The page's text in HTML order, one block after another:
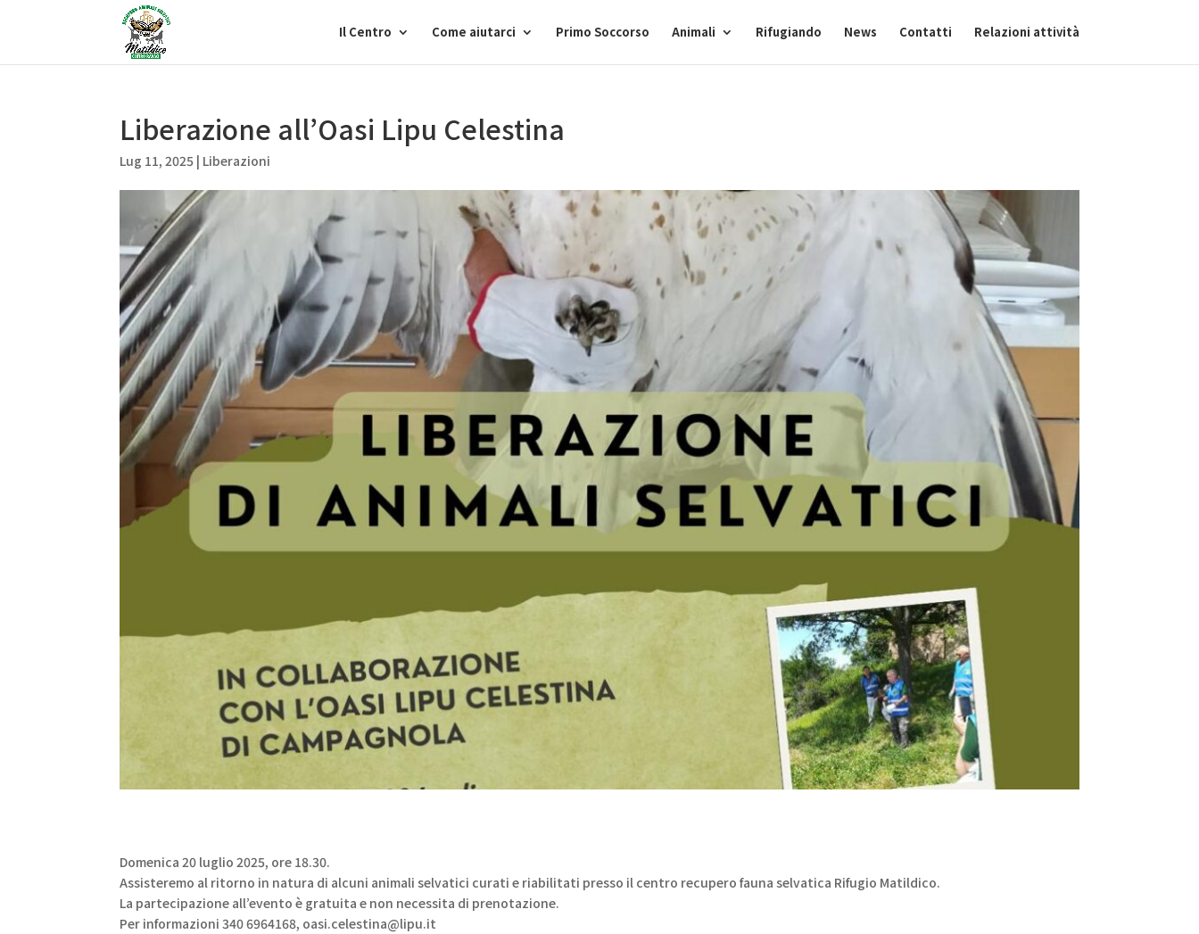
Il Centro Come aiutarci Primo Soccorso Animali Rifugiando News Contatti Relazioni attività
Liberazione all’Oasi Lipu Celestina
Lug 11, 2025 | Liberazioni
Domenica 20 luglio 2025, ore 18.30.
Assisteremo al ritorno in natura di alcuni animali selvatici curati e riabilitati presso il centro recupero fauna selvatica Rifugio Matildico.
La partecipazione all’evento è gratuita e non necessita di prenotazione.
Per informazioni 340 6964168, oasi.celestina@lipu.it